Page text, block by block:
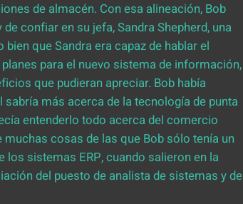
de almacén. Con esa alineación, Bob
confiar en su jefa, Sandra Shepherd, una
que Sandra era capaz de hablar el
para el nuevo sistema de información,
que pudieran apreciar. Bob había
más acerca de la tecnología de punta
entenderlo todo acerca del comercio
cosas de las que Bob sólo tenía un
sistemas ERP, cuando salieron en la
del puesto de analista de sistemas y de